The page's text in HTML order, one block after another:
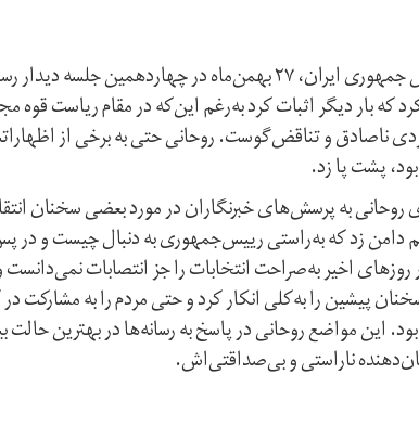
حسن روحانی، رییس‌ جمهوری ایران، ۲۷ بهمن‌ماه در
که بار دیگر اثبات کرد به‌رغم این‌که در مقام ریاست
فردی ناصادق و تناقض‌گوست. روحانی حتی به برخی از
پشت پا زد.
به پرسش‌های خبرنگاران در مورد بعضی سخنان
دامن زد که به‌راستی رییس‌جمهوری به دنبال چیست و
اخیر به‌صراحت انتخابات را جز انتصابات نمی‌دانست
پیشین را به‌کلی انکار کرد و حتی مردم را به مشارکت
این مواضع روحانی در پاسخ به رسانه‌ها در بهترین
ناراستی و بی‌صداقتی‌اش.